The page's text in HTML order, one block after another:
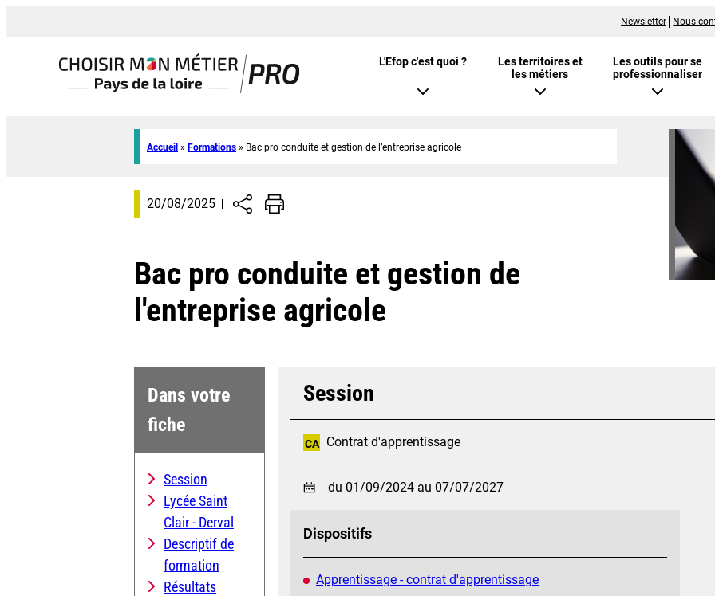
Newsletter Nous
L'Efop c'est quoi ?
Les territoires et
les métiers
Les outils pour se
professionnaliser
Accueil » Formations » Bac pro conduite et gestion de l’entreprise agricole
20/08/2025
Bac pro conduite et gestion de
l'entreprise agricole
Dans votre
fiche
Session
Lycée Saint
Clair - Derval
Descriptif de
formation
Résultats
Session
CA Contrat d'apprentissage
du 01/09/2024 au 07/07/2027
Dispositifs
Apprentissage - contrat d'apprentissage